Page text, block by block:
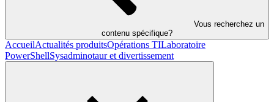
Vous recherchez un
contenu spécifique?
AccueilActualités produitsOpérations TILaboratoire
PowerShellSysadminotaur et divertissement